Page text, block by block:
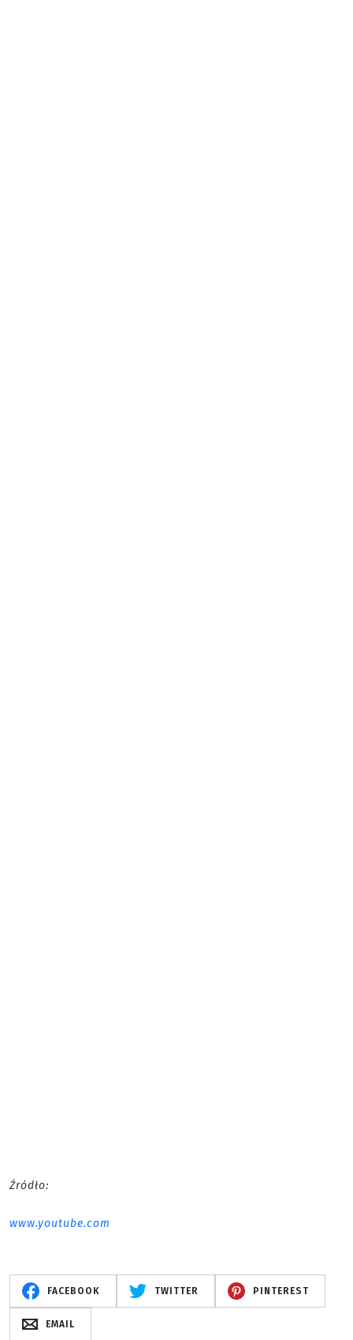
Źródło:
www.youtube.com
FACEBOOK TWITTER PINTEREST
EMAIL